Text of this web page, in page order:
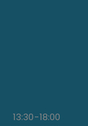
13:30-18:00